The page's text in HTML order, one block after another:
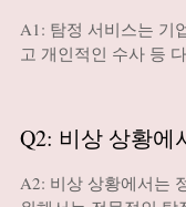
A1: 탐정 서비스는 기
고 개인적인 수사 등
Q2: 비상 상황에
A2: 비상 상황에서는